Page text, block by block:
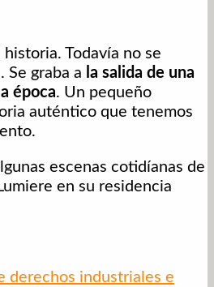
Todavía no se
Se graba a la salida de una
época. Un pequeño
auténtico que tenemos
escenas cotidíanas de
en su residencia
derechos industriales e